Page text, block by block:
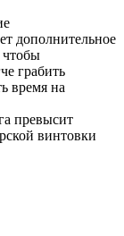
дополнительное
чтобы
грабить
время на
превысит
винтовки